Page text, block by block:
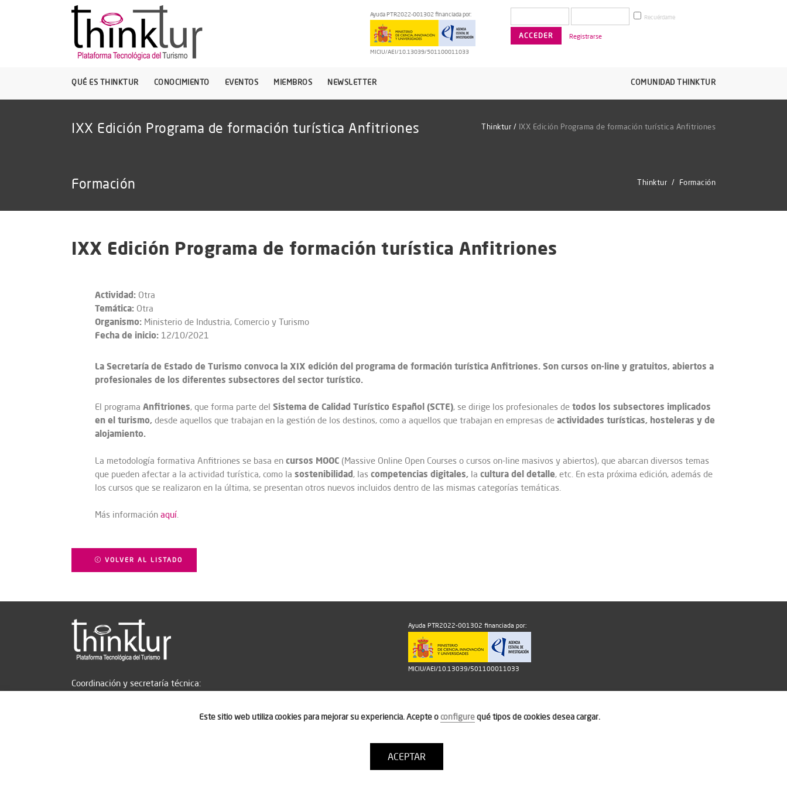
Ayuda PTR2022-001302 financiada por:
MICIU/AEI/10.13039/501100011033
Recuérdame
Registrarse
QUÉ ES THINKTUR CONOCIMIENTO EVENTOS MIEMBROS NEWSLETTER COMUNIDAD THINKTUR
IXX Edición Programa de formación turística Anfitriones Thinktur / IXX Edición Programa de formación turística Anfitriones
Formación Thinktur / Formación
IXX Edición Programa de formación turística Anfitriones
Actividad: Otra
Temática: Otra
Organismo: Ministerio de Industria, Comercio y Turismo
Fecha de inicio: 12/10/2021
La Secretaría de Estado de Turismo convoca la XIX edición del programa de formación turística Anfitriones. Son cursos on-line y gratuitos, abiertos a
profesionales de los diferentes subsectores del sector turístico.
El programa Anfitriones, que forma parte del Sistema de Calidad Turístico Español (SCTE), se dirige los profesionales de todos los subsectores implicados
en el turismo, desde aquellos que trabajan en la gestión de los destinos, como a aquellos que trabajan en empresas de actividades turísticas, hosteleras y de
alojamiento.
La metodología formativa Anfitriones se basa en cursos MOOC (Massive Online Open Courses o cursos on-line masivos y abiertos), que abarcan diversos temas
que pueden afectar a la actividad turística, como la sostenibilidad, las competencias digitales, la cultura del detalle, etc. En esta próxima edición, además de
los cursos que se realizaron en la última, se presentan otros nuevos incluidos dentro de las mismas categorías temáticas.
Más información aquí.
VOLVER AL LISTADO
Coordinación y secretaría técnica:
Ayuda PTR2022-001302 financiada por:
MICIU/AEI/10.13039/501100011033
Condiciones de uso Contacto: thinktur@ithotelero.com
Este sitio web utiliza cookies para mejorar su experiencia. Acepte oconfigurequé tipos de cookies desea cargar.
ACEPTAR